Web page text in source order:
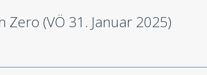
(VÖ 31. Januar 2025)